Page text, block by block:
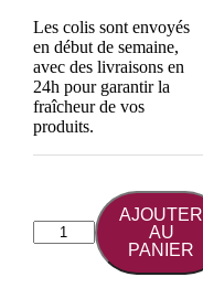
Les colis sont envoyés
en début de semaine,
avec des livraisons en
24h pour garantir la
fraîcheur de vos
produits.
quantité
de
AJOUTER
AU
PANIER